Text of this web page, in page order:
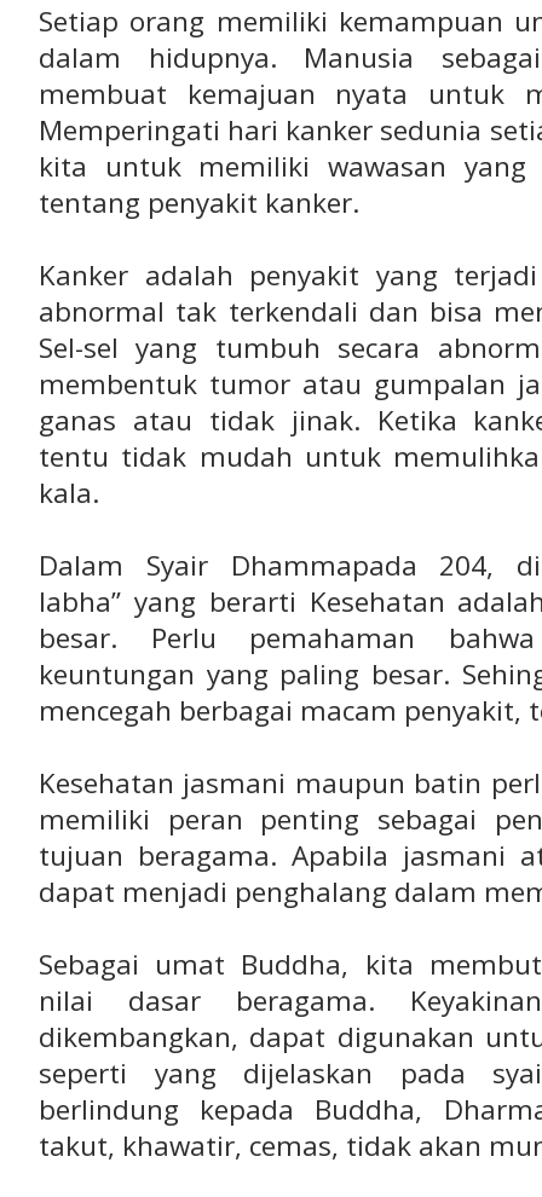
Setiap orang memiliki kemampuan
dalam hidupnya. Manusia
membuat kemajuan nyata untuk
Memperingati hari kanker sedunia
kita untuk memiliki wawasan
tentang penyakit kanker.
Kanker adalah penyakit yang
abnormal tak terkendali dan bisa
Sel-sel yang tumbuh secara
membentuk tumor atau gumpalan
ganas atau tidak jinak. Ketika
tentu tidak mudah untuk
kala.
Dalam Syair Dhammapada 204,
labha” yang berarti Kesehatan
besar. Perlu pemahaman
keuntungan yang paling besar.
mencegah berbagai macam penyakit,
Kesehatan jasmani maupun batin
memiliki peran penting sebagai
tujuan beragama. Apabila jasmani
dapat menjadi penghalang dalam
Sebagai umat Buddha, kita
nilai dasar beragama.
dikembangkan, dapat digunakan
seperti yang dijelaskan pada
berlindung kepada Buddha,
takut, khawatir, cemas, tidak akan